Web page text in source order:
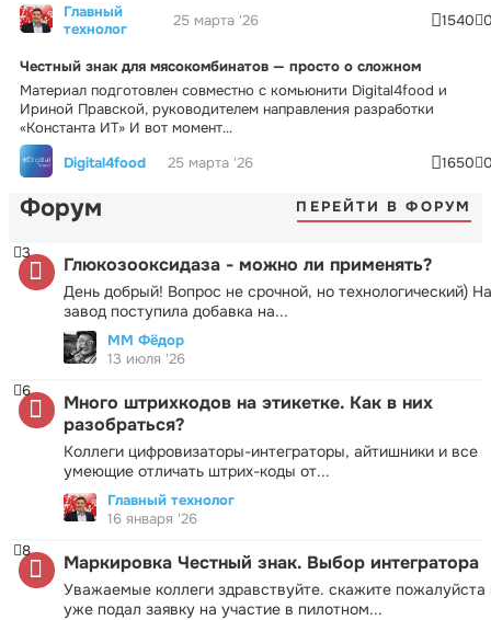
Главный
технолог
25 марта '26 1540
Честный знак для мясокомбинатов — просто о сложном
Материал подготовлен совместно с комьюнити Digital4food и
Ириной Правской, руководителем направления разработки
«Константа ИТ» И вот момент...
Digital4food
25 марта '26 1650
Форум ПЕРЕЙТИ В ФОРУМ
Глюкозооксидаза - можно ли применять?
День добрый! Вопрос не срочной, но технологический) На
завод поступила добавка на...
3
ММ Фёдор
13 июля '26
Много штрихкодов на этикетке. Как в них
разобраться?
Коллеги цифровизаторы-интеграторы, айтишники и все
умеющие отличать штрих-коды от...
6
Главный технолог
16 января '26
Маркировка Честный знак. Выбор интегратора
Уважаемые коллеги здравствуйте. скажите пожалуйста
уже подал заявку на участие в пилотном...
8